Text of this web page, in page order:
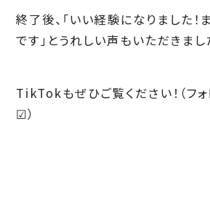
終了後、「いい経験になりました！
です」とうれしい声もいただきま
TikTokもぜひご覧ください！（フ
☑）